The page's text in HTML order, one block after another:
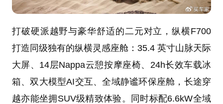
打破硬派越野与豪华舒适的二元对立，纵横F700
打造同级独有的纵横灵感座舱：35.4 英寸山脉天际
大屏、14层Nappa云憩按摩座椅、24h长效车载冰
箱、双大模型AI交互、全域静谧环保座舱，长途穿
越亦能坐拥SUV级精致体验。同时标配6.6kW全域